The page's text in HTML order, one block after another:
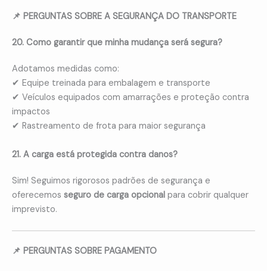
📌 PERGUNTAS SOBRE A SEGURANÇA DO TRANSPORTE
20. Como garantir que minha mudança será segura?
Adotamos medidas como:
✔ Equipe treinada para embalagem e transporte
✔ Veículos equipados com amarrações e proteção contra
impactos
✔ Rastreamento de frota para maior segurança
21. A carga está protegida contra danos?
Sim! Seguimos rigorosos padrões de segurança e
oferecemos seguro de carga opcional para cobrir qualquer
imprevisto.
📌 PERGUNTAS SOBRE PAGAMENTO